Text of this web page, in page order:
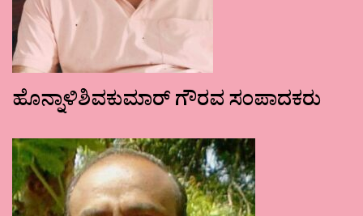
ಹೊನ್ನಾಳಿಶಿವಕುಮಾರ್ ಗೌರವ ಸಂಪಾದಕರು